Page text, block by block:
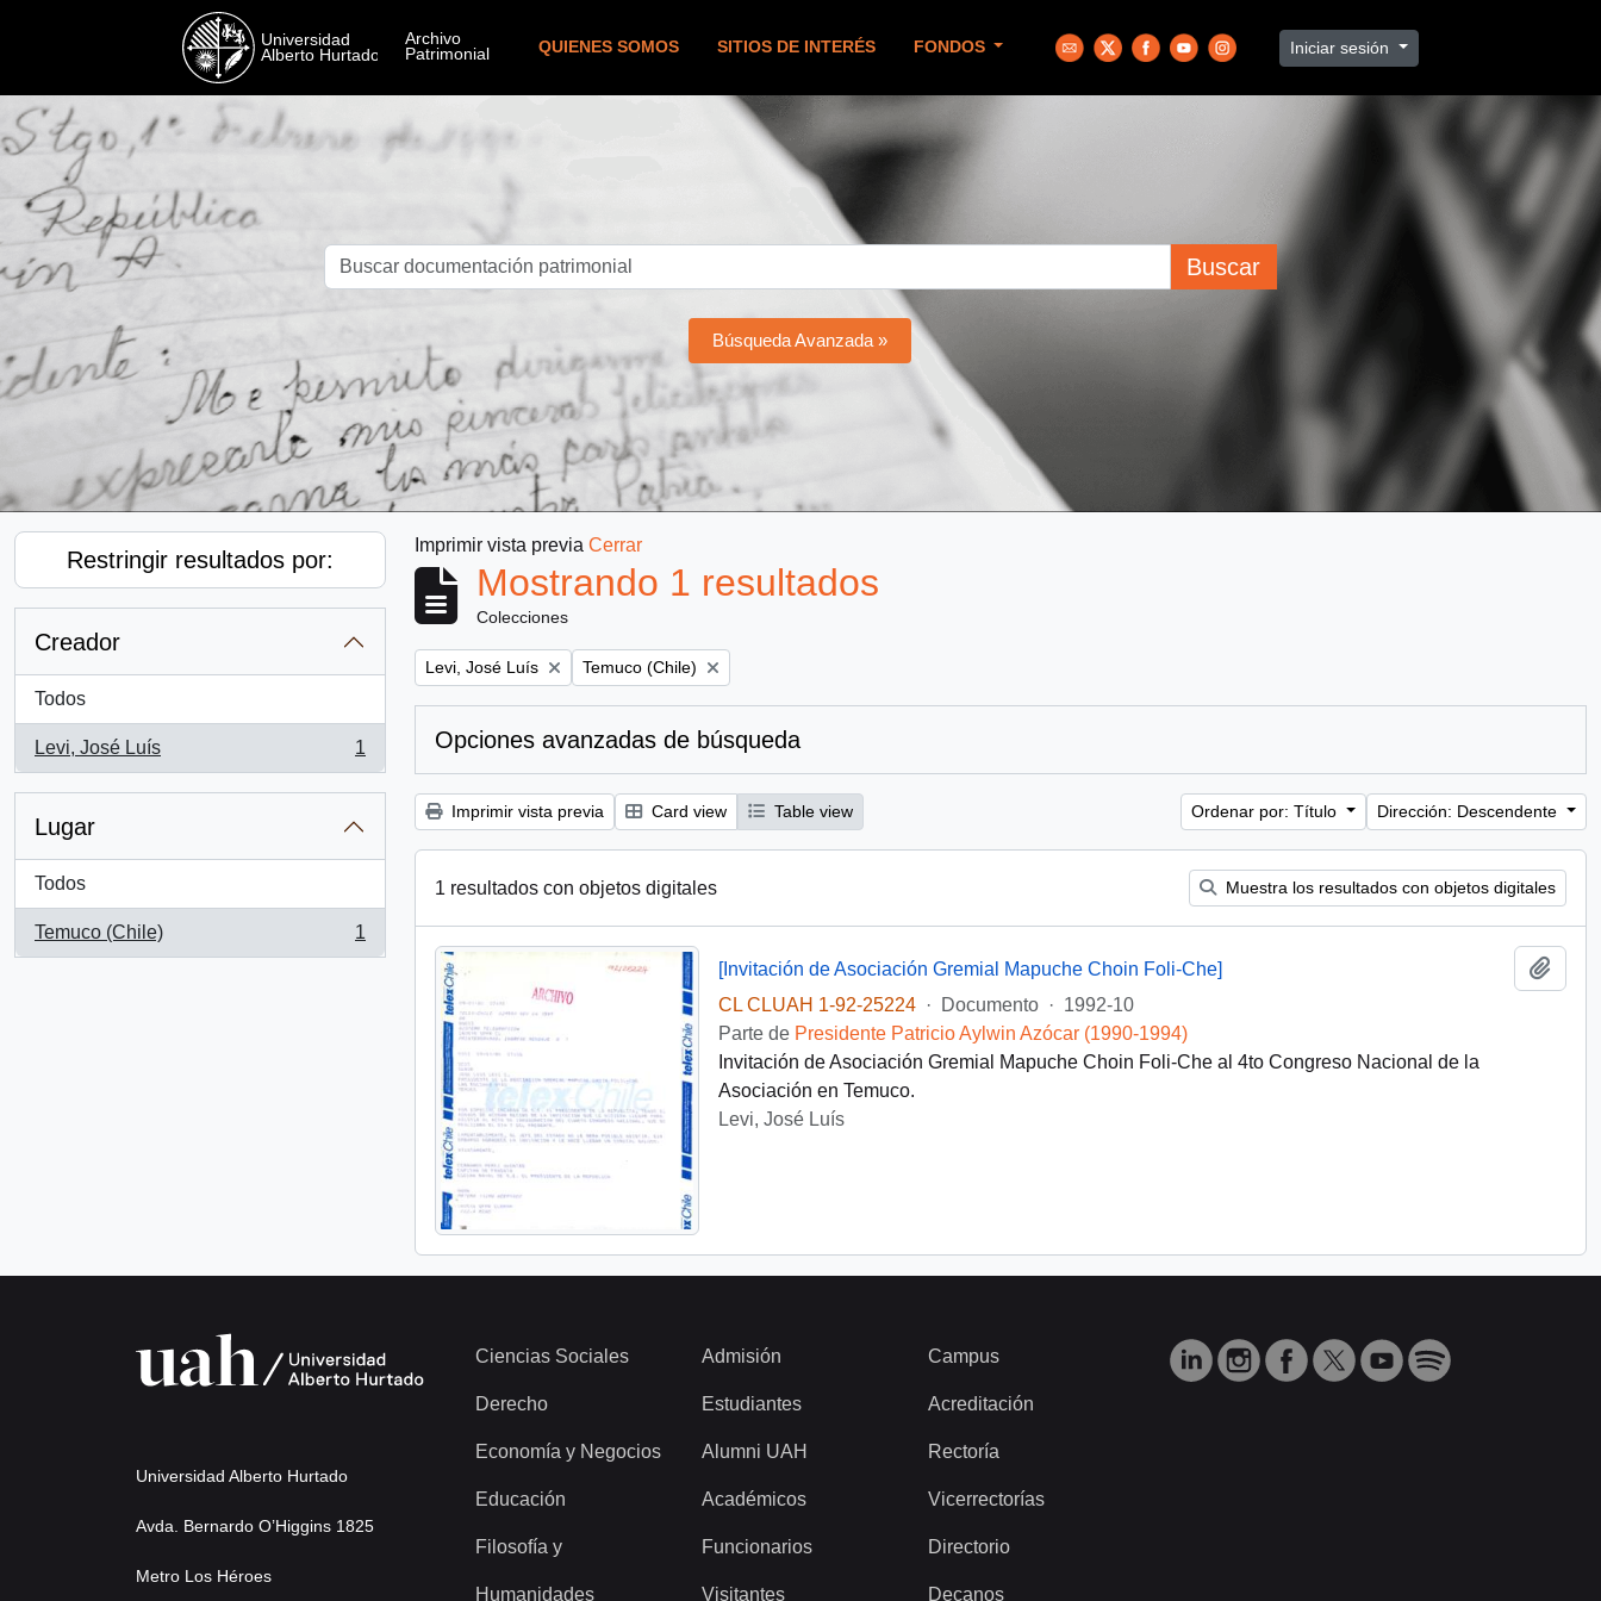
QUIENES SOMOS SITIOS DE INTERÉS FONDOS Iniciar sesión
Buscar
Búsqueda Avanzada »
Restringir resultados por:
Creador
Todos
Levi, José Luís
, 1 resultados
1
Lugar
Todos
Temuco (Chile)
, 1 resultados
1
Imprimir vista previa Cerrar
Mostrando 1 resultados
Colecciones
Remove filter:
Levi, José Luís Remove filter:
Temuco (Chile)
Opciones avanzadas de búsqueda
Imprimir vista previa Card view Table view Ordenar por: Título Dirección: Descendente
1 resultados con objetos digitales Muestra los resultados con objetos digitales
[Invitación de Asociación Gremial Mapuche Choin Foli-Che]
CL CLUAH 1-92-25224
· Documento · 1992-10
Parte de Presidente Patricio Aylwin Azócar (1990-1994)
Invitación de Asociación Gremial Mapuche Choin Foli-Che al 4to Congreso Nacional de la
Asociación en Temuco.
Levi, José Luís
Universidad Alberto Hurtado
Avda. Bernardo O’Higgins 1825
Metro Los Héroes
Ciencias Sociales
Derecho
Economía y Negocios
Educación
Filosofía y
Humanidades
Admisión
Estudiantes
Alumni UAH
Académicos
Funcionarios
Visitantes
Campus
Acreditación
Rectoría
Vicerrectorías
Directorio
Decanos